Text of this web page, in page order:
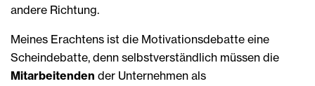
andere Richtung.
Meines Erachtens ist die Motivationsdebatte eine
Scheindebatte, denn selbstverständlich müssen die
Mitarbeitenden der Unternehmen als